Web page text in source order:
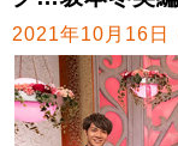
2021年10月16日